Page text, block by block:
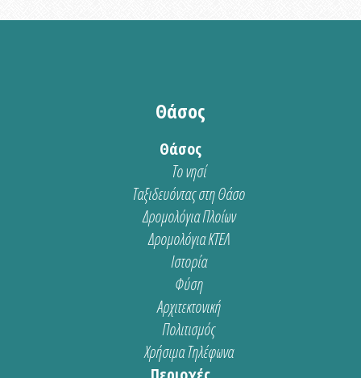
Θάσος
Θάσος
Το νησί
Ταξιδευόντας στη Θάσο
Δρομολόγια Πλοίων
Δρομολόγια ΚΤΕΛ
Ιστορία
Φύση
Αρχιτεκτονική
Πολιτισμός
Χρήσιμα Τηλέφωνα